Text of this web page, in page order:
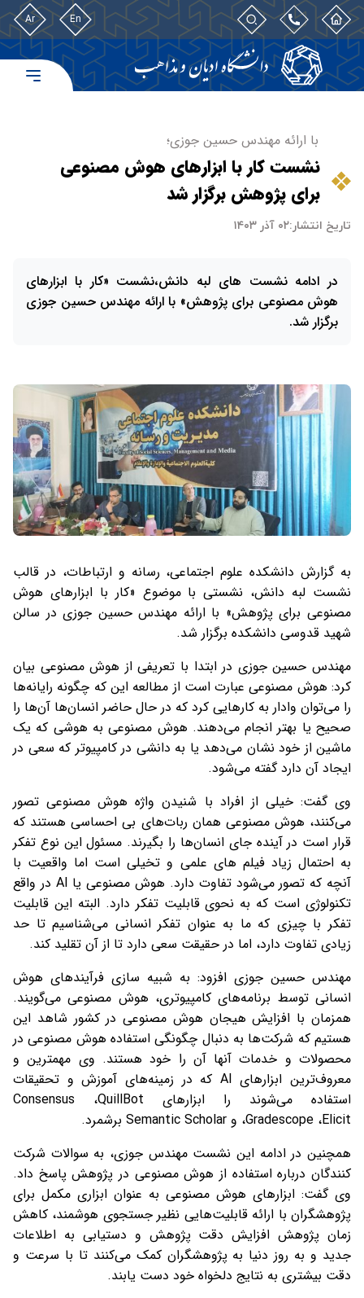
En
Ar
با ارائه مهندس حسین جوزی؛
نشست کار با ابزارهای هوش مصنوعی
برای پژوهش برگزار شد
تاریخ انتشار:۰۲ آذر ۱۴۰۳
در ادامه نشست های لبه دانش،نشست «کار با ابزارهای
هوش مصنوعی برای پژوهش» با ارائه مهندس حسین جوزی
برگزار شد.
به گزارش دانشکده علوم اجتماعی، رسانه و ارتباطات، در قالب
نشست لبه دانش، نشستی با موضوع «کار با ابزارهای هوش
مصنوعی برای پژوهش» با ارائه مهندس حسین جوزی در سالن
شهید قدوسی دانشکده برگزار شد.
مهندس حسین جوزی در ابتدا با تعریفی از هوش مصنوعی بیان
کرد: هوش مصنوعی عبارت است از مطالعه این که چگونه رایانه‌ها
را می‌توان وادار به کارهایی کرد که در حال حاضر انسان‌ها آن‌ها را
صحیح یا بهتر انجام می‌دهند. هوش مصنوعی به هوشی که یک
ماشین از خود نشان می‌دهد یا به دانشی در کامپیوتر که سعی در
ایجاد آن دارد گفته می‌شود.
وی گفت: خیلی از افراد با شنیدن واژه هوش مصنوعی تصور
می‌کنند، هوش مصنوعی همان ربات‌های بی احساسی هستند که
قرار است در آینده جای انسان‌ها را بگیرند. مسئول این نوع تفکر
به احتمال زیاد فیلم های علمی و تخیلی است اما واقعیت با
آنچه که تصور می‌شود تفاوت دارد. هوش مصنوعی یا AI در واقع
تکنولوژی است که به نحوی قابلیت تفکر دارد. البته این قابلیت
تفکر با چیزی که ما به عنوان تفکر انسانی می‌شناسیم تا حد
زیادی تفاوت دارد، اما در حقیقت سعی دارد تا از آن تقلید کند.
مهندس حسین جوزی افزود: به شبیه سازی فرآیندهای هوش
انسانی توسط برنامه‌های کامپیوتری، هوش مصنوعی می‌گویند.
همزمان با افزایش هیجان هوش مصنوعی در کشور شاهد این
هستیم که شرکت‌ها به دنبال چگونگی استفاده هوش مصنوعی در
محصولات و خدمات آنها آن را خود هستند. وی مهمترین و
معروف‌ترین ابزارهای AI که در زمینه‌های آموزش و تحقیقات
استفاده می‌شوند را ابزارهای Consensus ،QuillBot
،Gradescope ،Elicit و Semantic Scholar برشمرد.
همچنین در ادامه این نشست مهندس جوزی، به سوالات شرکت
کنندگان درباره‌ استفاده از هوش مصنوعی در پژوهش پاسخ داد.
وی گفت: ابزارهای هوش مصنوعی به عنوان ابزاری مکمل برای
پژوهشگران با ارائه قابلیت‌هایی نظیر جستجوی هوشمند، کاهش
زمان پژوهش افزایش دقت پژوهش و دستیابی به اطلاعات
جدید و به روز دنیا به پژوهشگران کمک می‌کنند تا با سرعت و
دقت بیشتری به نتایج دلخواه خود دست یابند.